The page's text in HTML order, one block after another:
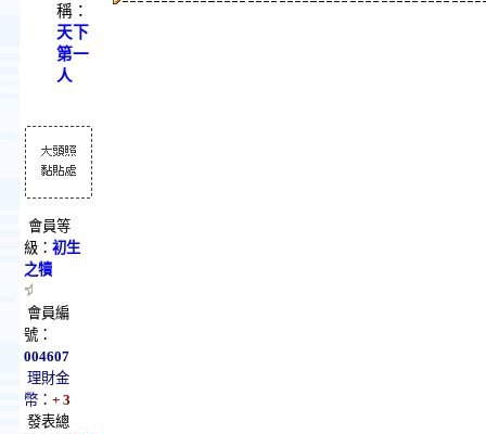
稱：
天下
第一
人
會員等
級： 初生
之犢
會員編
號：
004607
理財金
幣： + 3
發表總